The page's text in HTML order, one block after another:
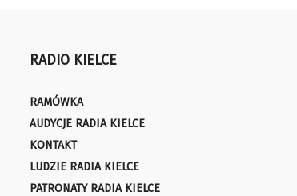
RADIO KIELCE
RAMÓWKA
AUDYCJE RADIA KIELCE
KONTAKT
LUDZIE RADIA KIELCE
PATRONATY RADIA KIELCE